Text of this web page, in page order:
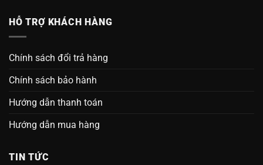
HỖ TRỢ KHÁCH HÀNG
Chính sách đổi trả hàng
Chính sách bảo hành
Hướng dẫn thanh toán
Hướng dẫn mua hàng
TIN TỨC